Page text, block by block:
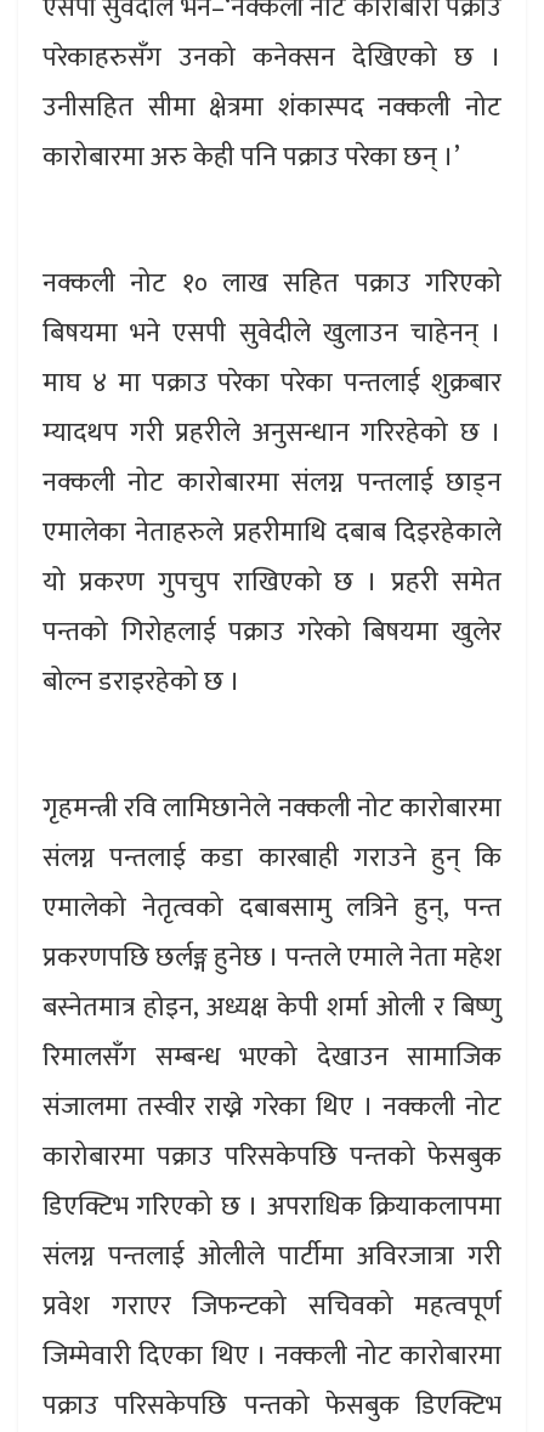
परेकाहरुसँग उनको कनेक्सन देखिएको छ ।
उनीसहित सीमा क्षेत्रमा शंकास्पद नक्कली नोट
कारोबारमा अरु केही पनि पक्राउ परेका छन् ।’
नक्कली नोट १० लाख सहित पक्राउ गरिएको
बिषयमा भने एसपी सुवेदीले खुलाउन चाहेनन् ।
माघ ४ मा पक्राउ परेका परेका पन्तलाई शुक्रबार
म्यादथप गरी प्रहरीले अनुसन्धान गरिरहेको छ ।
नक्कली नोट कारोबारमा संलग्न पन्तलाई छाड्न
एमालेका नेताहरुले प्रहरीमाथि दबाब दिइरहेकाले
यो प्रकरण गुपचुप राखिएको छ । प्रहरी समेत
पन्तको गिरोहलाई पक्राउ गरेको बिषयमा खुलेर
बोल्न डराइरहेको छ ।
गृहमन्त्री रवि लामिछानेले नक्कली नोट कारोबारमा
संलग्न पन्तलाई कडा कारबाही गराउने हुन् कि
एमालेको नेतृत्वको दबाबसामु लत्रिने हुन्, पन्त
प्रकरणपछि छर्लङ्ग हुनेछ । पन्तले एमाले नेता महेश
बस्नेतमात्र होइन, अध्यक्ष केपी शर्मा ओली र बिष्णु
रिमालसँग सम्बन्ध भएको देखाउन सामाजिक
संजालमा तस्वीर राख्ने गरेका थिए । नक्कली नोट
कारोबारमा पक्राउ परिसकेपछि पन्तको फेसबुक
डिएक्टिभ गरिएको छ । अपराधिक क्रियाकलापमा
संलग्न पन्तलाई ओलीले पार्टीमा अविरजात्रा गरी
प्रवेश गराएर जिफन्टको सचिवको महत्वपूर्ण
जिम्मेवारी दिएका थिए । नक्कली नोट कारोबारमा
पक्राउ परिसकेपछि पन्तको फेसबुक डिएक्टिभ